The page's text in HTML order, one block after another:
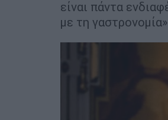
είναι πάντα
με τη